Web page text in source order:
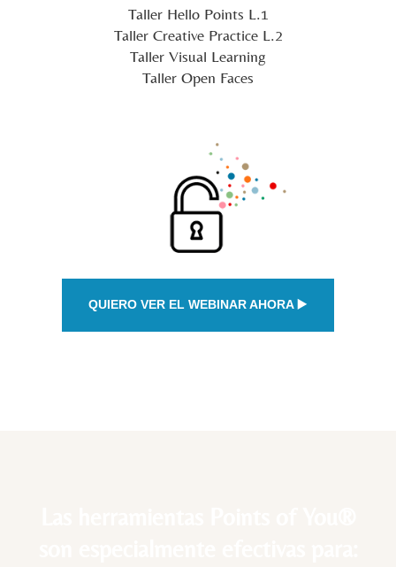
Taller Hello Points L.1
Taller Creative Practice L.2
Taller Visual Learning
Taller Open Faces
QUIERO VER EL WEBINAR AHORA ▶️